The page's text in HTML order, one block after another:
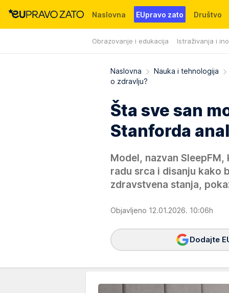
Naslovna EUpravo zato Društvo
Obrazovanje i edukacija Istraživanja i
Događaji News WMG fondacija
Naslovna Nauka i tehnologija
o zdravlju?
Šta sve san
Stanforda
Model, nazvan
radu srca i disanju kako
zdravstvena stanja,
Objavljeno 12.01.2026. 10:06h
Dodajte